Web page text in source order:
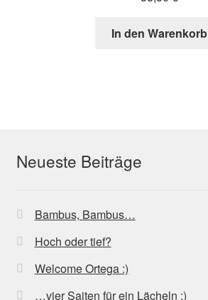
In den Warenkorb
Neueste Beiträge
Bambus, Bambus…
Hoch oder tief?
Welcome Ortega :)
…vier Saiten für ein Lächeln :)